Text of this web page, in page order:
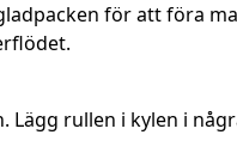
för att föra
rullen i kylen i